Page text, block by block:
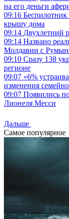
на его деньги
09:16
крышу дома
09:14 Двухлетний
09:14 Названо
Молдавии с
09:10 Сразу 138
регионе
09:07 «6%
изменения
09:07 Появились
Лионеля Месси
Дальше
Самое популярное